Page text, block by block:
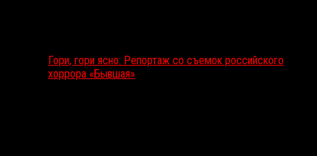
Гори, гори ясно: Репортаж со съемок российского
хоррора «Бывшая»